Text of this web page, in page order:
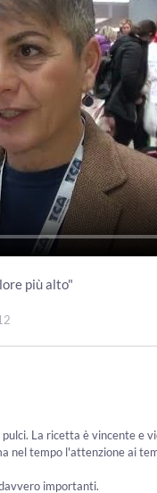
più alto"
La ricetta è vincente e
nel tempo l'attenzione ai
importanti.